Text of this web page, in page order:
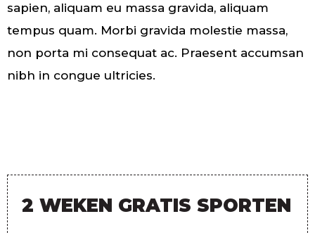
sapien, aliquam eu massa gravida, aliquam
tempus quam. Morbi gravida molestie massa,
non porta mi consequat ac. Praesent accumsan
nibh in congue ultricies.
2 WEKEN GRATIS SPORTEN